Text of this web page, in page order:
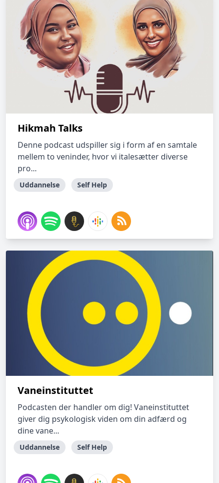
Hikmah Talks
Denne podcast udspiller sig i form af en samtale
mellem to veninder, hvor vi italesætter diverse
pro...
Uddannelse Self Help
Vaneinstituttet
Podcasten der handler om dig! Vaneinstituttet
giver dig psykologisk viden om din adfærd og
dine vane...
Uddannelse Self Help